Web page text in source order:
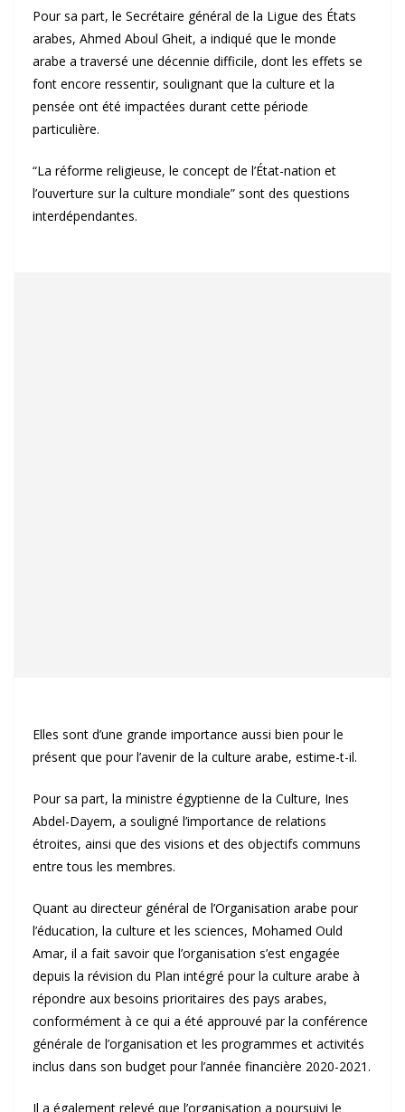
Pour sa part, le Secrétaire général de la Ligue des États
arabes, Ahmed Aboul Gheit, a indiqué que le monde
arabe a traversé une décennie difficile, dont les effets se
font encore ressentir, soulignant que la culture et la
pensée ont été impactées durant cette période
particulière.
“La réforme religieuse, le concept de l’État-nation et
l’ouverture sur la culture mondiale” sont des questions
interdépendantes.
Elles sont d’une grande importance aussi bien pour le
présent que pour l’avenir de la culture arabe, estime-t-il.
Pour sa part, la ministre égyptienne de la Culture, Ines
Abdel-Dayem, a souligné l’importance de relations
étroites, ainsi que des visions et des objectifs communs
entre tous les membres.
Quant au directeur général de l’Organisation arabe pour
l’éducation, la culture et les sciences, Mohamed Ould
Amar, il a fait savoir que l’organisation s’est engagée
depuis la révision du Plan intégré pour la culture arabe à
répondre aux besoins prioritaires des pays arabes,
conformément à ce qui a été approuvé par la conférence
générale de l’organisation et les programmes et activités
inclus dans son budget pour l’année financière 2020-2021.
Il a également relevé que l’organisation a poursuivi le